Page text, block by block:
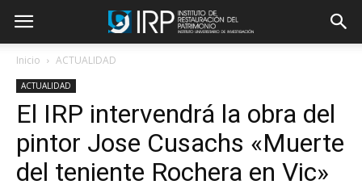
Inicio ACTUALIDAD
ACTUALIDAD
El IRP intervendrá la obra del
pintor Jose Cusachs «Muerte
del teniente Rochera en Vic»